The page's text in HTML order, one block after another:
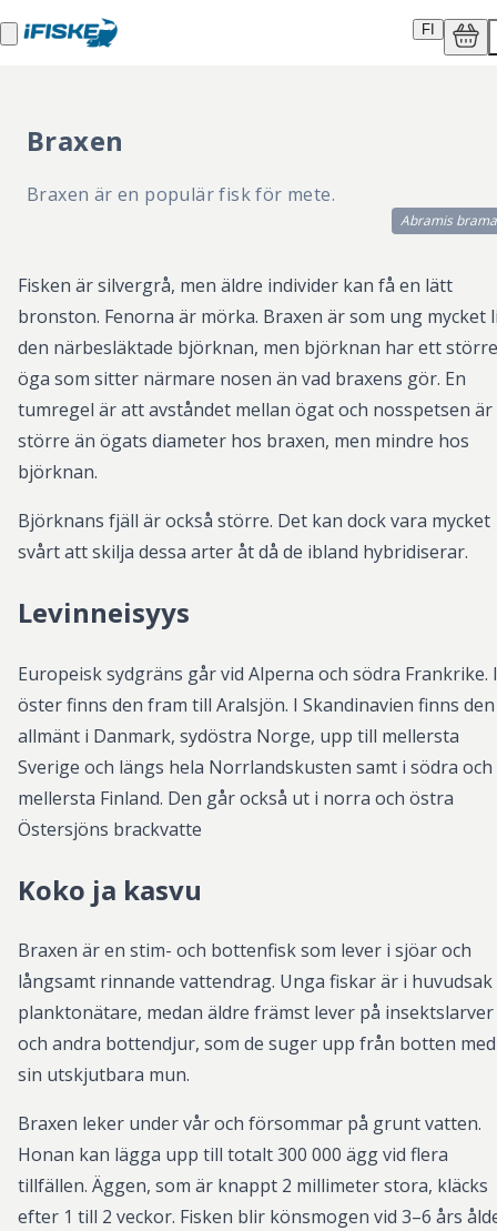
FI
Braxen
Braxen är en populär fisk för mete.
Abramis brama
Fisken är silvergrå, men äldre individer kan få en lätt
bronston. Fenorna är mörka. Braxen är som ung mycket
den närbesläktade björknan, men björknan har ett större
öga som sitter närmare nosen än vad braxens gör. En
tumregel är att avståndet mellan ögat och nosspetsen är
större än ögats diameter hos braxen, men mindre hos
björknan.
Björknans fjäll är också större. Det kan dock vara mycket
svårt att skilja dessa arter åt då de ibland hybridiserar.
Levinneisyys
Europeisk sydgräns går vid Alperna och södra Frankrike. I
öster finns den fram till Aralsjön. I Skandinavien finns den
allmänt i Danmark, sydöstra Norge, upp till mellersta
Sverige och längs hela Norrlandskusten samt i södra och
mellersta Finland. Den går också ut i norra och östra
Östersjöns brackvatte
Koko ja kasvu
Braxen är en stim- och bottenfisk som lever i sjöar och
långsamt rinnande vattendrag. Unga fiskar är i huvudsak
planktonätare, medan äldre främst lever på insektslarver
och andra bottendjur, som de suger upp från botten med
sin utskjutbara mun.
Braxen leker under vår och försommar på grunt vatten.
Honan kan lägga upp till totalt 300 000 ägg vid flera
tillfällen. Äggen, som är knappt 2 millimeter stora, kläcks
efter 1 till 2 veckor. Fisken blir könsmogen vid 3–6 års